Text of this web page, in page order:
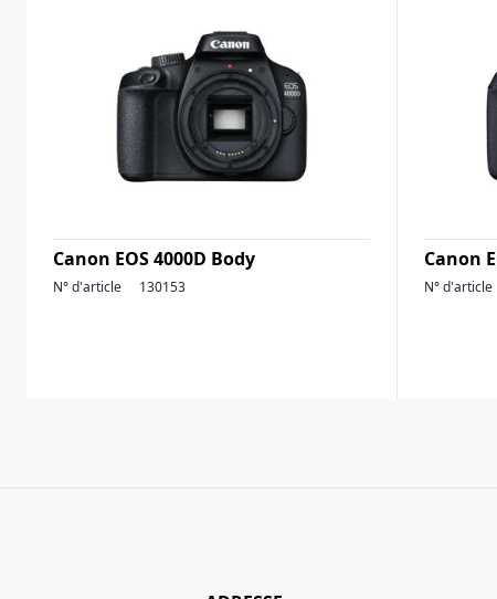
Canon EOS 4000D Body
N° d'article 130153
Canon
N° d'article